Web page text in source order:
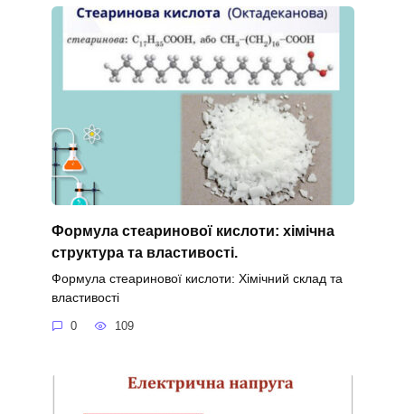
Формула стеаринової кислоти: хімічна
структура та властивості.
Формула стеаринової кислоти: Хімічний склад та
властивості
0 109